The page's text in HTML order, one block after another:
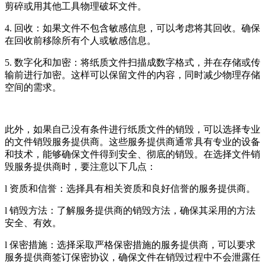
剪碎或用其他工具物理破坏文件。
4. 回收：如果文件不包含敏感信息，可以考虑将其回收。确保
在回收前移除所有个人或敏感信息。
5. 数字化和加密：将纸质文件扫描成数字格式，并在存储或传
输前进行加密。这样可以保留文件的内容，同时减少物理存储
空间的需求。
此外，如果自己没有条件进行纸质文件的销毁，可以选择专业
的文件销毁服务提供商。这些服务提供商通常具有专业的设备
和技术，能够确保文件得到安全、彻底的销毁。在选择文件销
毁服务提供商时，要注意以下几点：
l 资质和信誉：选择具有相关资质和良好信誉的服务提供商。
l 销毁方法：了解服务提供商的销毁方法，确保其采用的方法
安全、有效。
l 保密措施：选择采取严格保密措施的服务提供商，可以要求
服务提供商签订保密协议，确保文件在销毁过程中不会泄露任